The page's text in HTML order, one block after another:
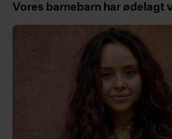
Vores barnebarn har ødelagt